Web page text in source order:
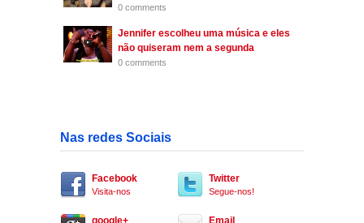
0 comments
Jennifer escolheu uma música e eles
não quiseram nem a segunda
0 comments
Nas redes Sociais
Facebook
Visita-nos
Twitter
Segue-nos!